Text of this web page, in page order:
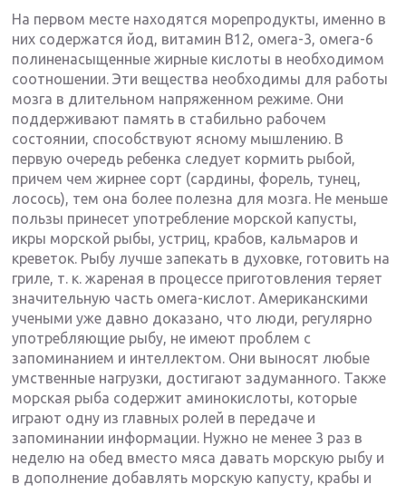
На первом месте находятся морепродукты, именно в
них содержатся йод, витамин В12, омега-3, омега-6
полиненасыщенные жирные кислоты в необходимом
соотношении. Эти вещества необходимы для работы
мозга в длительном напряженном режиме. Они
поддерживают память в стабильно рабочем
состоянии, способствуют ясному мышлению. В
первую очередь ребенка следует кормить рыбой,
причем чем жирнее сорт (сардины, форель, тунец,
лосось), тем она более полезна для мозга. Не меньше
пользы принесет употребление морской капусты,
икры морской рыбы, устриц, крабов, кальмаров и
креветок. Рыбу лучше запекать в духовке, готовить на
гриле, т. к. жареная в процессе приготовления теряет
значительную часть омега-кислот. Американскими
учеными уже давно доказано, что люди, регулярно
употребляющие рыбу, не имеют проблем с
запоминанием и интеллектом. Они выносят любые
умственные нагрузки, достигают задуманного. Также
морская рыба содержит аминокислоты, которые
играют одну из главных ролей в передаче и
запоминании информации. Нужно не менее 3 раз в
неделю на обед вместо мяса давать морскую рыбу и
в дополнение добавлять морскую капусту, крабы и